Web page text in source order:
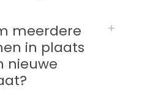
meerdere
in plaats
nieuwe